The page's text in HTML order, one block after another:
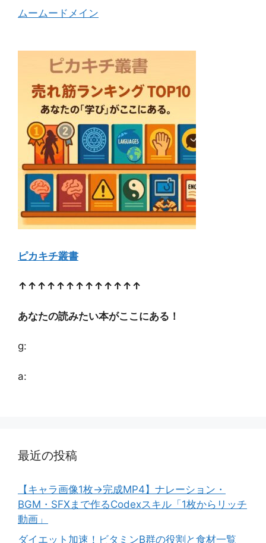
ムームードメイン
ピカキチ叢書
↑↑↑↑↑↑↑↑↑↑↑↑↑
あなたの読みたい本がここにある！
g:
a:
最近の投稿
【キャラ画像1枚→完成MP4】ナレーション・
BGM・SFXまで作るCodexスキル「1枚からリッチ
動画」
ダイエット加速！ビタミンB群の役割と食材一覧